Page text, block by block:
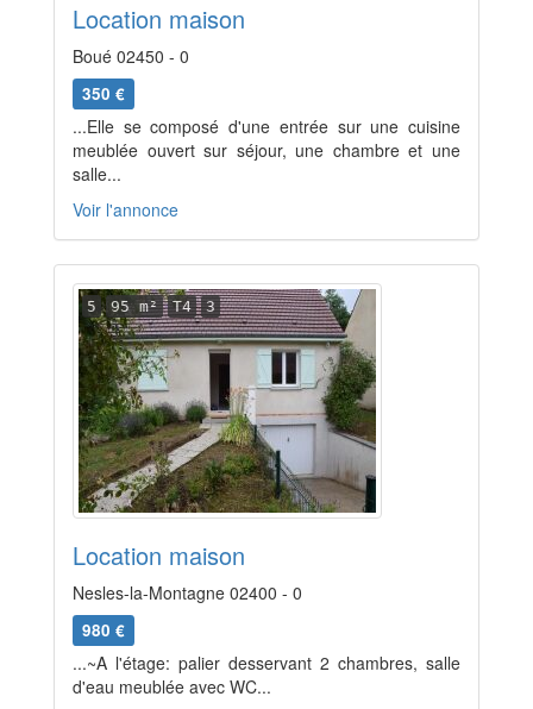
Location maison
Boué 02450 - 0
350 €
...Elle se composé d'une entrée sur une cuisine
meublée ouvert sur séjour, une chambre et une
salle...
Voir l'annonce
5 95 m² T4 3
Location maison
Nesles-la-Montagne 02400 - 0
980 €
...~A l'étage: palier desservant 2 chambres, salle
d'eau meublée avec WC...